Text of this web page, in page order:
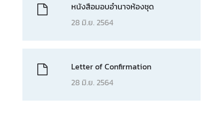
หนังสือมอบอำนาจห้องชุด
28 มิ.ย. 2564
Letter of Confirmation
28 มิ.ย. 2564